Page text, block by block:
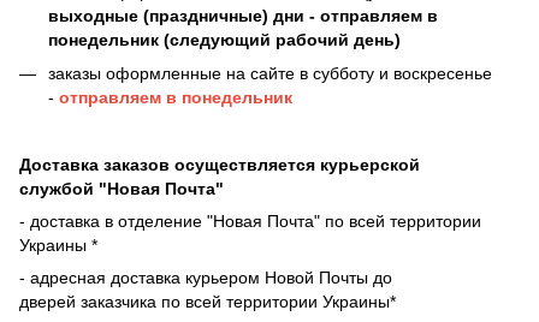
выходные (праздничные) дни - отправляем в
понедельник (следующий рабочий день)
заказы оформленные на сайте в субботу и воскресенье
- отправляем в понедельник
Доставка заказов осуществляется курьерской
службой "Новая Почта"
- доставка в отделение "Новая Почта" по всей территории
Украины *
- адресная доставка курьером Новой Почты до
дверей заказчика по всей территории Украины*